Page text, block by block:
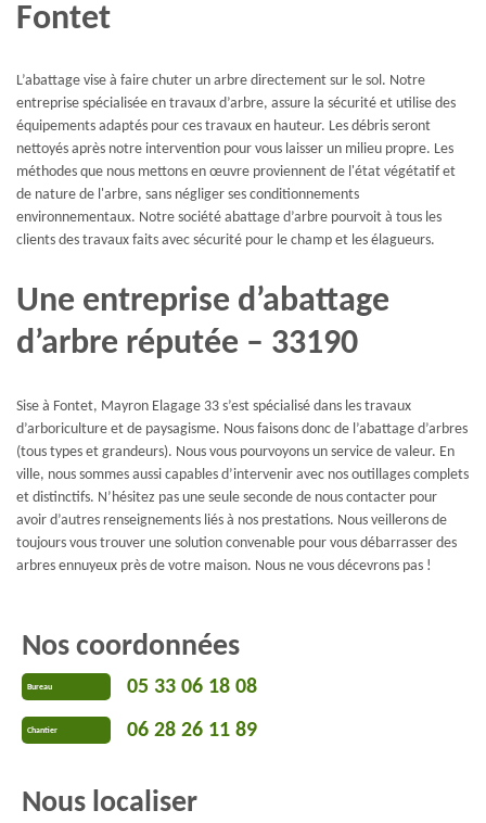
Fontet
L’abattage vise à faire chuter un arbre directement sur le sol. Notre
entreprise spécialisée en travaux d’arbre, assure la sécurité et utilise des
équipements adaptés pour ces travaux en hauteur. Les débris seront
nettoyés après notre intervention pour vous laisser un milieu propre. Les
méthodes que nous mettons en œuvre proviennent de l'état végétatif et
de nature de l'arbre, sans négliger ses conditionnements
environnementaux. Notre société abattage d’arbre pourvoit à tous les
clients des travaux faits avec sécurité pour le champ et les élagueurs.
Une entreprise d’abattage
d’arbre réputée – 33190
Sise à Fontet, Mayron Elagage 33 s’est spécialisé dans les travaux
d’arboriculture et de paysagisme. Nous faisons donc de l’abattage d’arbres
(tous types et grandeurs). Nous vous pourvoyons un service de valeur. En
ville, nous sommes aussi capables d’intervenir avec nos outillages complets
et distinctifs. N’hésitez pas une seule seconde de nous contacter pour
avoir d’autres renseignements liés à nos prestations. Nous veillerons de
toujours vous trouver une solution convenable pour vous débarrasser des
arbres ennuyeux près de votre maison. Nous ne vous décevrons pas !
Nos coordonnées
Bureau 05 33 06 18 08
Chantier 06 28 26 11 89
Nous localiser